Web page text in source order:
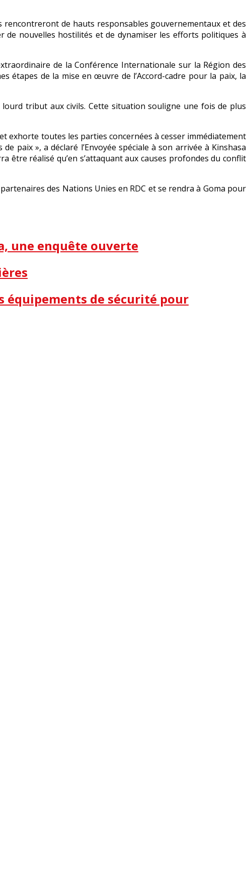
rencontreront de hauts responsables gouvernementaux et des
de nouvelles hostilités et de dynamiser les efforts politiques à
de la Conférence Internationale sur la Région des
étapes de la mise en œuvre de l’Accord-cadre pour la paix, la
lourd tribut aux civils. Cette situation souligne une fois de plus
exhorte toutes les parties concernées à cesser immédiatement
paix », a déclaré l’Envoyée spéciale à son arrivée à Kinshasa
être réalisé qu’en s’attaquant aux causes profondes du conflit
des Nations Unies en RDC et se rendra à Goma pour
une enquête ouverte
équipements de sécurité pour